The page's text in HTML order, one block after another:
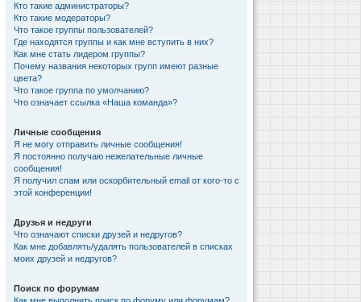
Кто такие администраторы?
Кто такие модераторы?
Что такое группы пользователей?
Где находятся группы и как мне вступить в них?
Как мне стать лидером группы?
Почему названия некоторых групп имеют разные
цвета?
Что такое группа по умолчанию?
Что означает ссылка «Наша команда»?
Личные сообщения
Я не могу отправить личные сообщения!
Я постоянно получаю нежелательные личные
сообщения!
Я получил спам или оскорбительный email от кого-то с
этой конференции!
Друзья и недруги
Что означают списки друзей и недругов?
Как мне добавлять/удалять пользователей в списках
моих друзей и недругов?
Поиск по форумам